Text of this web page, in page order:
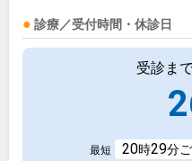
診療／受付時間・休診日
受診ま
最短 20時29分